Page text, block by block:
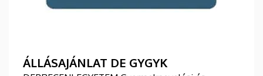
ÁLLÁSAJÁNLAT DE GYGYK